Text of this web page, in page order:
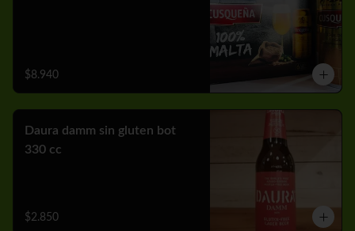
$8.940
Daura damm sin gluten bot
330 cc
$2.850